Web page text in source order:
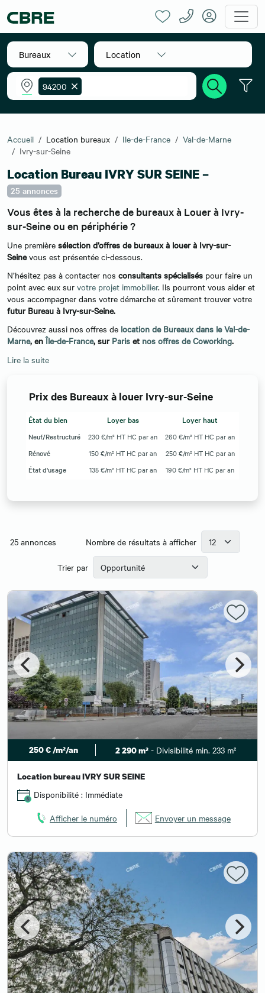
Bureaux Location
94200
Accueil Location bureaux Ile-de-France
Val-de-Marne
Ivry-sur-Seine
Location Bureau IVRY SUR SEINE –
25 annonces
Vous êtes à la recherche de bureaux à Louer à Ivry-
sur-Seine ou en périphérie ?
Une première sélection d’offres de bureaux à louer à Ivry-sur-
Seinevous est présentée ci-dessous.
N’hésitez pas à contacter nos consultants spécialisés pour faire un
point avec eux sur votre projet immobilier. Ils pourront vous aider et
vous accompagner dans votre démarche et sûrement trouver votre
futur Bureau à Ivry-sur-Seine.
Découvrez aussi nos offres de location de Bureaux dans le Val-de-
Marne, enÎle-de-France, sur Paris et nos offres de Coworking.
Lire la suite
Prix des Bureaux à louer Ivry-sur-Seine
État du bien Loyer bas Loyer haut
Neuf/Restructuré 230 €/m² HT HC par an
260 €/m² HT HC par an
Rénové
150 €/m² HT HC par an
250 €/m² HT HC par an
État d'usage
135 €/m² HT HC par an 190 €/m² HT HC par an
25 annonces Nombre de résultats à afficher
Trier par
250 € /m²/an 2 290 m²- Divisibilité min. 233 m²
Location bureau IVRY SUR SEINE
Disponibilité : Immédiate
Afficher le numéro Envoyer un message